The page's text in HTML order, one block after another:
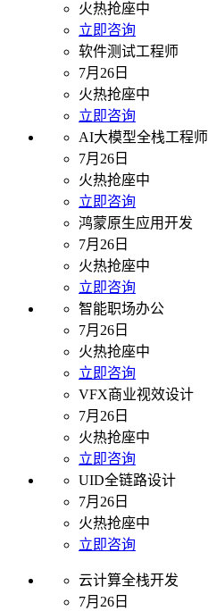
火热抢座中
立即咨询
软件测试工程师
7月26日
火热抢座中
立即咨询
AI大模型全栈工程师
7月26日
火热抢座中
立即咨询
鸿蒙原生应用开发
7月26日
火热抢座中
立即咨询
智能职场办公
7月26日
火热抢座中
立即咨询
VFX商业视效设计
7月26日
火热抢座中
立即咨询
UID全链路设计
7月26日
火热抢座中
立即咨询
云计算全栈开发
7月26日